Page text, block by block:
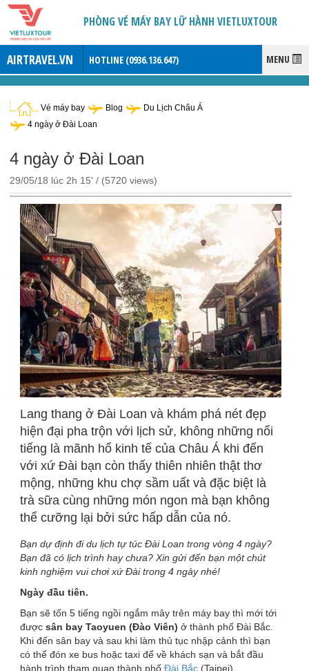
PHÒNG VÉ MÁY BAY LỮ HÀNH VIETLUXTOUR
AIRTRAVEL.VN HOTLINE (0936.136.647) MENU
Vé máy bay Blog
Du Lịch Châu Á
4 ngày ở Đài Loan
4 ngày ở Đài Loan
29/05/18 lúc 2h 15' / (5720 views)
Lang thang ở Đài Loan và khám phá nét đẹp
hiện đại pha trộn với lịch sử, không những nổi
tiếng là mãnh hổ kinh tế của Châu Á khi đến
với xứ Đài bạn còn thấy thiên nhiên thật thơ
mộng, những khu chợ sầm uất và đặc biệt là
trà sữa cùng những món ngon mà bạn không
thể cưỡng lại bởi sức hấp dẫn của nó.
Bạn dự định đi du lịch tự túc Đài Loan trong vòng 4 ngày?
Bạn đã có lịch trình hay chưa? Xin gửi đến bạn một chút
kinh nghiệm vui chơi xứ Đài trong 4 ngày nhé!
Ngày đầu tiên.
Bạn sẽ tốn 5 tiếng ngồi ngắm mây trên máy bay thì mới tới
đượcsân bay Taoyuen (Đào Viên) ở thành phố Đài Bắc.
Khi đến sân bay và sau khi làm thủ tục nhập cảnh thì bạn
có thể đón xe bus hoặc taxi để về khách sạn và bắt đầu
hành trình tham quan thành phốĐài Bắc (Taipei).